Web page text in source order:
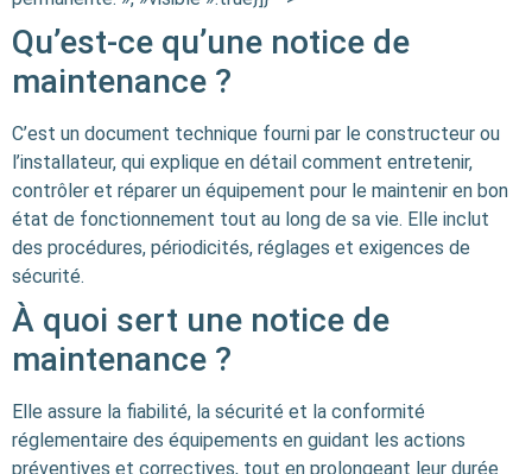
Qu’est-ce qu’une notice de
maintenance ?
C’est un document technique fourni par le constructeur ou
l’installateur, qui explique en détail comment entretenir,
contrôler et réparer un équipement pour le maintenir en bon
état de fonctionnement tout au long de sa vie. Elle inclut
des procédures, périodicités, réglages et exigences de
sécurité.
À quoi sert une notice de
maintenance ?
Elle assure la fiabilité, la sécurité et la conformité
réglementaire des équipements en guidant les actions
préventives et correctives, tout en prolongeant leur durée